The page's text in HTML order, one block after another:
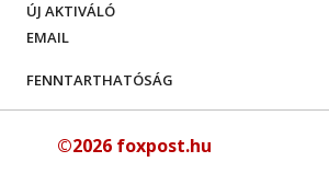
ÚJ AKTIVÁLÓ
EMAIL
FENNTARTHATÓSÁG
©2026 foxpost.hu